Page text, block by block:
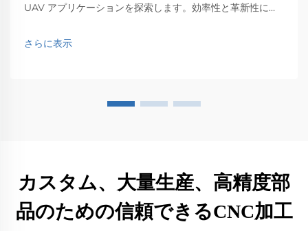
UAV アプリケーションを探索します。効率性と革新性に与
さらに表示
カスタム、大量生産、高精度部
品のための信頼できるCNC加工